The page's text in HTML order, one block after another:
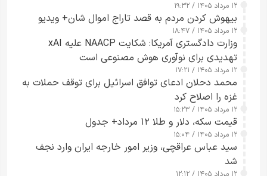
۱۲ مرداد ۱۴۰۵ / ۱۹:۳۲
بیهوش کردن مردم به قصد تاراج اموال شان+ ویدیو
۱۲ مرداد ۱۴۰۵ / ۱۸:۴۷
وزارت دادگستری آمریکا: شکایت NAACP علیه xAI
تهدیدی برای نوآوری هوش مصنوعی است
۱۲ مرداد ۱۴۰۵ / ۱۷:۲۱
محمد دحلان ادعای توافق اسرائیل برای توقف حملات به
غزه را اصلاح کرد
۱۲ مرداد ۱۴۰۵ / ۱۵:۲۳
قیمت سکه، دلار و طلا ۱۲ مرداد+ جدول
۱۲ مرداد ۱۴۰۵ / ۱۵:۰۴
سید عباس عراقچی، وزیر امور خارجه ایران وارد نجف
شد